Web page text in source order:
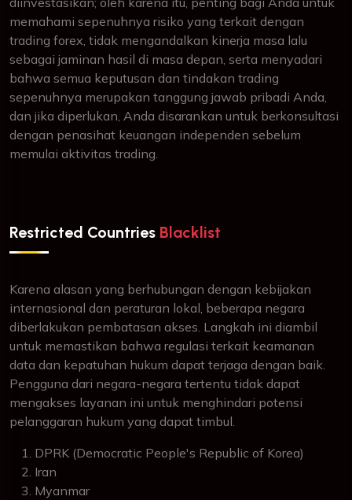
memahami sepenuhnya risiko yang terkait dengan
trading forex, tidak mengandalkan kinerja masa lalu
sebagai jaminan hasil di masa depan, serta menyadari
bahwa semua keputusan dan tindakan trading
sepenuhnya merupakan tanggung jawab pribadi Anda,
dan jika diperlukan, Anda disarankan untuk berkonsultasi
dengan penasihat keuangan independen sebelum
memulai aktivitas trading.
Restricted Countries Blacklist
Karena alasan yang berhubungan dengan kebijakan
internasional dan peraturan lokal, beberapa negara
diberlakukan pembatasan akses. Langkah ini diambil
untuk memastikan bahwa regulasi terkait keamanan
data dan kepatuhan hukum dapat terjaga dengan baik.
Pengguna dari negara-negara tertentu tidak dapat
mengakses layanan ini untuk menghindari potensi
pelanggaran hukum yang dapat timbul.
DPRK (Democratic People's Republic of Korea)
Iran
Myanmar